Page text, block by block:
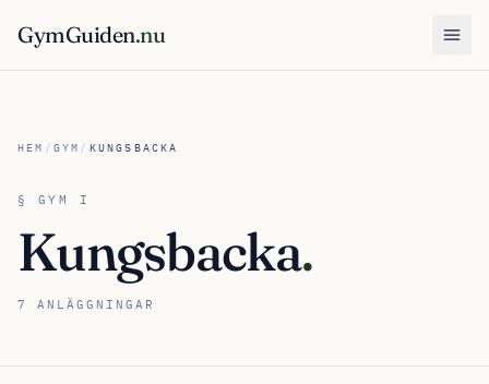
GymGuiden.nu
HEM / GYM / KUNGSBACKA
§ GYM I
Kungsbacka.
7 ANLÄGGNINGAR